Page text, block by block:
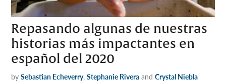
Repasando algunas de nuestras
historias más impactantes en
español del 2020
by Sebastian Echeverry,Stephanie Rivera andCrystal Niebla